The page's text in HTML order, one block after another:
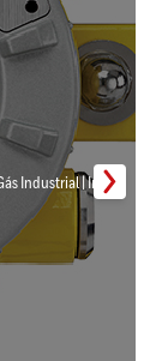
Industrial | Inmar